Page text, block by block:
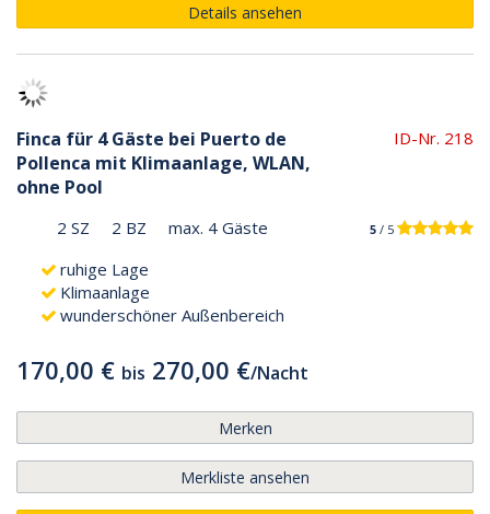
Details ansehen
Finca für 4 Gäste bei Puerto de
Pollenca mit Klimaanlage, WLAN,
ohne Pool
ID-Nr. 218
2 SZ 2 BZ max. 4 Gäste 5 / 5
ruhige Lage
Klimaanlage
wunderschöner Außenbereich
170,00 € bis 270,00 €/Nacht
Merken
Merkliste ansehen